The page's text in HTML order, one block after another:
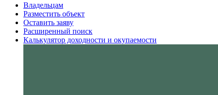
Владельцам
Разместить объект
Оставить заяву
Расширенный поиск
Калькулятор доходности и окупаемости